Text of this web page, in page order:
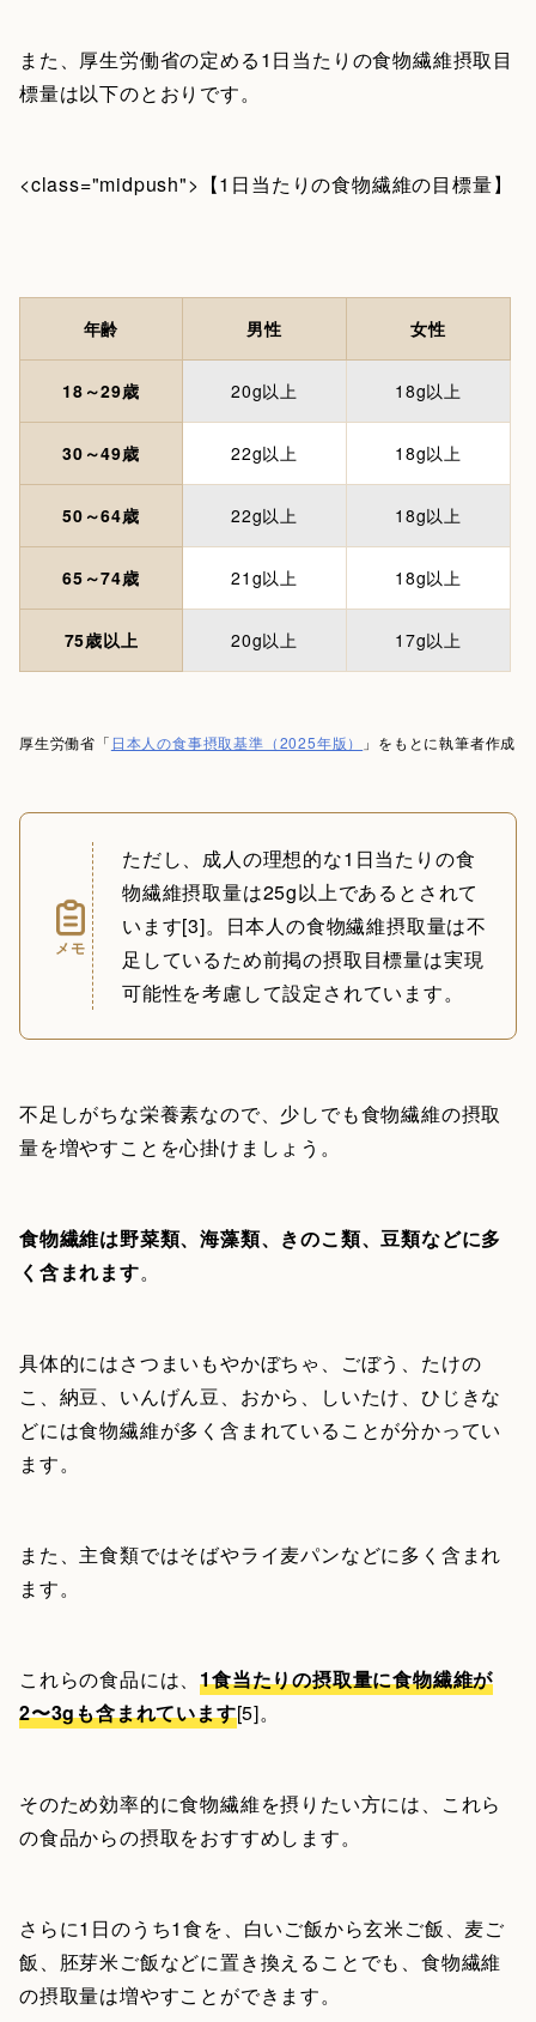
また、厚生労働省の定める1日当たりの食物繊維摂取目
標量は以下のとおりです。
<class="midpush">【1日当たりの食物繊維の目標量】
年齢 男性 女性
18～29歳 20g以上 18g以上
30～49歳 22g以上 18g以上
50～64歳 22g以上 18g以上
65～74歳 21g以上 18g以上
75歳以上 20g以上 17g以上
厚生労働省「 日本人の食事摂取基準（2025年版） 」をもとに執筆者作成
メモ
ただし、成人の理想的な1日当たりの食
物繊維摂取量は25g以上であるとされて
います[3]。日本人の食物繊維摂取量は不
足しているため前掲の摂取目標量は実現
可能性を考慮して設定されています。
不足しがちな栄養素なので、少しでも食物繊維の摂取
量を増やすことを心掛けましょう。
食物繊維は野菜類、海藻類、きのこ類、豆類などに多
く含まれます。
具体的にはさつまいもやかぼちゃ、ごぼう、たけの
こ、納豆、いんげん豆、おから、しいたけ、ひじきな
どには食物繊維が多く含まれていることが分かってい
ます。
また、主食類ではそばやライ麦パンなどに多く含まれ
ます。
これらの食品には、1食当たりの摂取量に食物繊維が
2〜3gも含まれています[5]。
そのため効率的に食物繊維を摂りたい方には、これら
の食品からの摂取をおすすめします。
さらに1日のうち1食を、白いご飯から玄米ご飯、麦ご
飯、胚芽米ご飯などに置き換えることでも、食物繊維
の摂取量は増やすことができます。